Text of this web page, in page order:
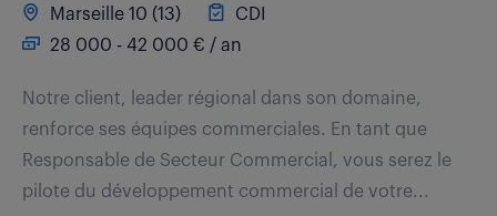
Marseille 10 (13)
CDI
28 000 - 42 000 € / an
Notre client, leader régional dans son domaine,
renforce ses équipes commerciales. En tant que
Responsable de Secteur Commercial, vous serez le
pilote du développement commercial de votre...